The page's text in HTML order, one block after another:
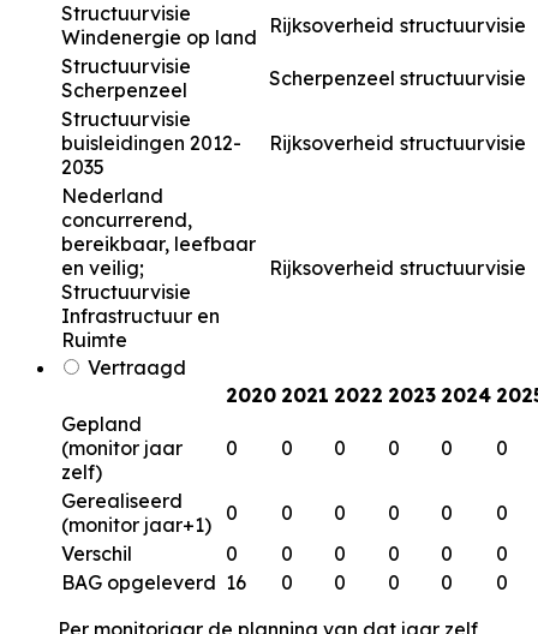
Structuurvisie
Windenergie op land
Rijksoverheid structuurvisie
Structuurvisie
Scherpenzeel
Scherpenzeel structuurvisie
Structuurvisie
buisleidingen 2012-
2035
Rijksoverheid structuurvisie
Nederland
concurrerend,
bereikbaar, leefbaar
en veilig;
Structuurvisie
Infrastructuur en
Ruimte
Rijksoverheid structuurvisie
Vertraagd
2020 2021 2022 2023 2024
Gepland
(monitor jaar
zelf)
0 0 0 0 0 0
Gerealiseerd
(monitor jaar+1)
0 0 0 0 0
0
Verschil
0 0 0 0 0
0
BAG opgeleverd 16 0 0 0 0
0